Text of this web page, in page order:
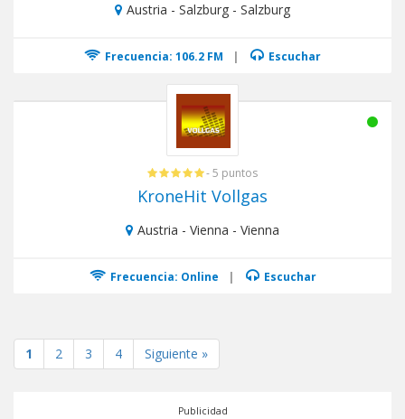
Austria - Salzburg - Salzburg
Frecuencia: 106.2 FM | Escuchar
- 5 puntos
KroneHit Vollgas
Austria - Vienna - Vienna
Frecuencia: Online | Escuchar
1 2 3 4 Siguiente »
Publicidad